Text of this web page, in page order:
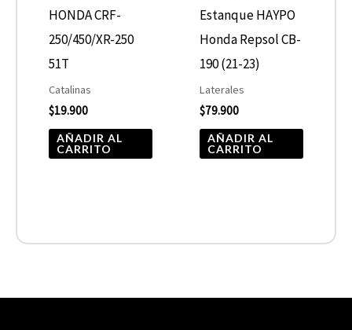
HONDA CRF-
250/450/XR-250
51T
Catalinas
$19.900
AÑADIR AL
CARRITO
Estanque HAYPO
Honda Repsol CB-
190 (21-23)
Laterales
$79.900
AÑADIR AL
CARRITO